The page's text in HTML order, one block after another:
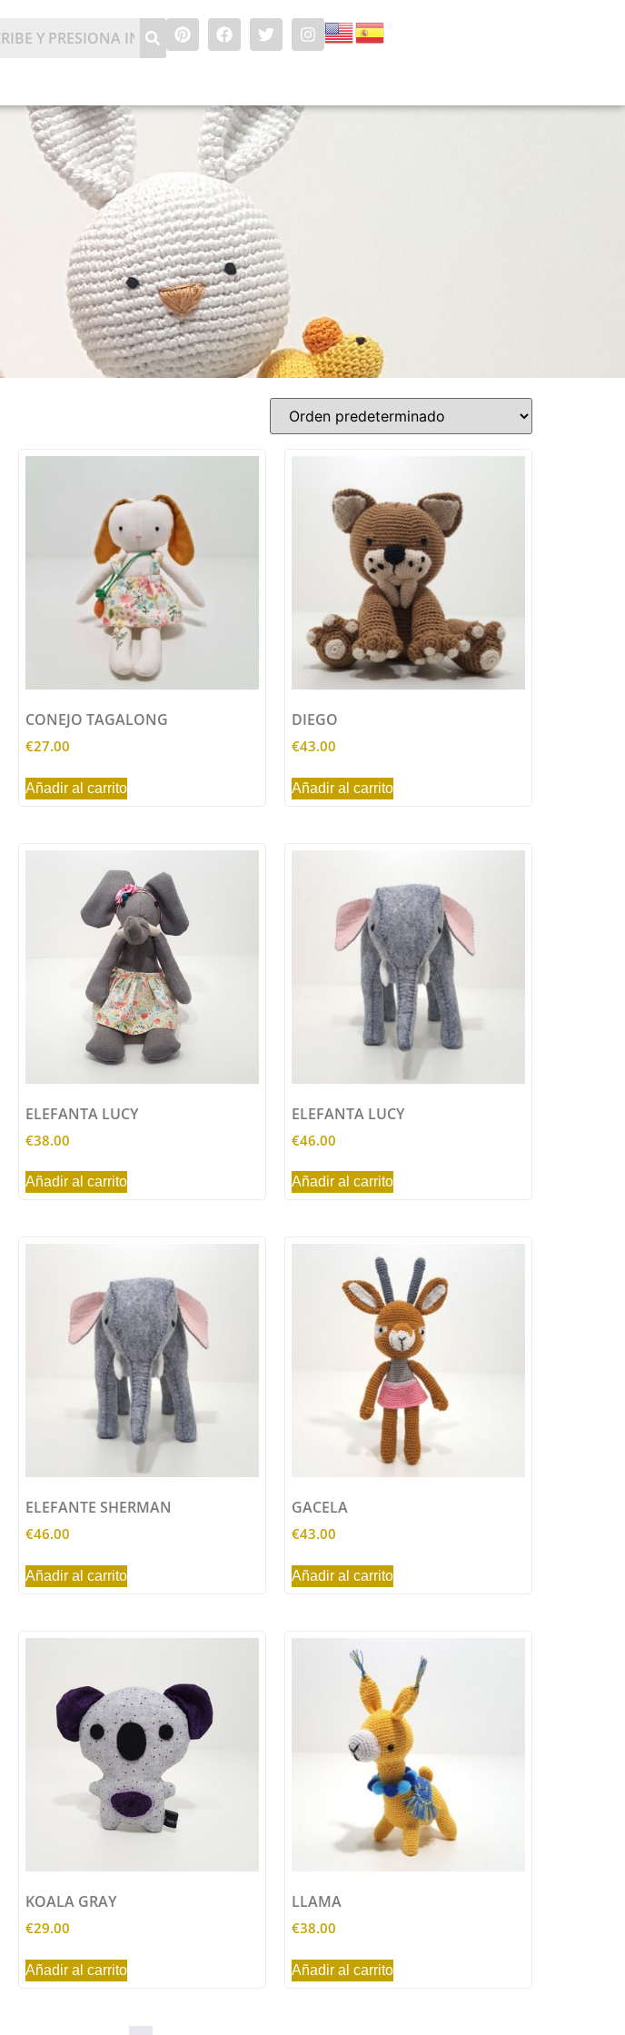
CONEJO TAGALONG
€27.00
Añadir al carrito
DIEGO
€43.00
Añadir al carrito
ELEFANTA LUCY
€38.00
Añadir al carrito
ELEFANTA LUCY
€46.00
Añadir al carrito
ELEFANTE SHERMAN
€46.00
Añadir al carrito
GACELA
€43.00
Añadir al carrito
KOALA GRAY
€29.00
Añadir al carrito
LLAMA
€38.00
Añadir al carrito